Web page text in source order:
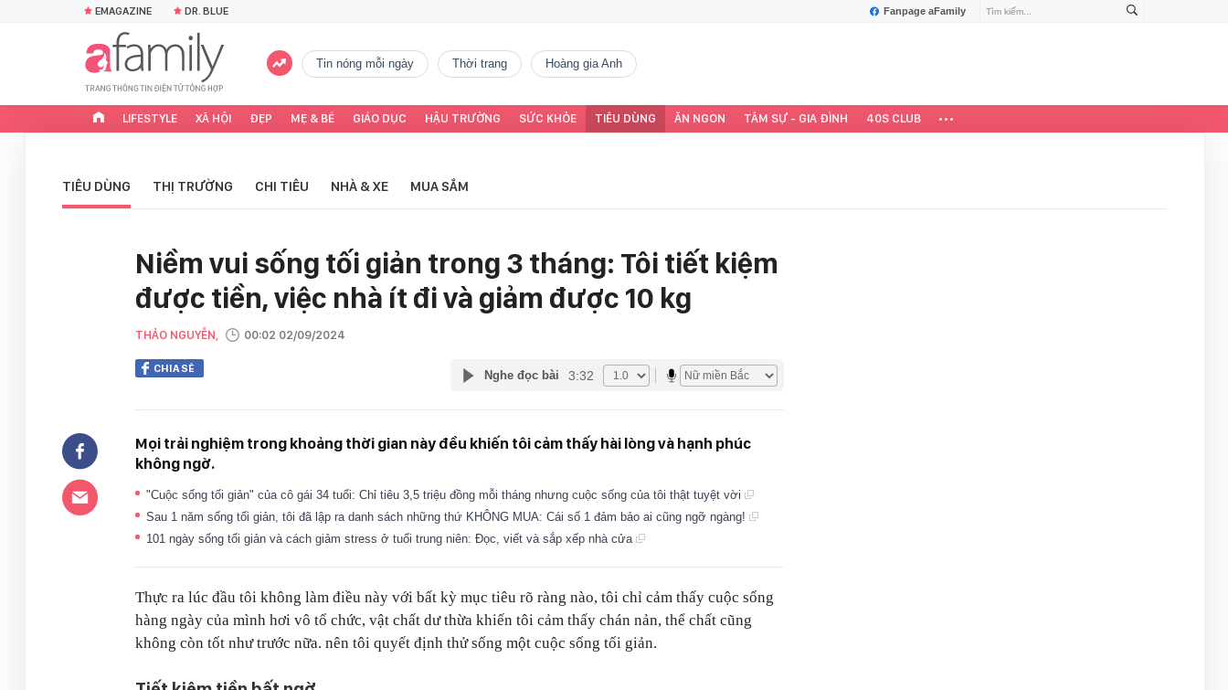
Fanpage aFamily
EMAGAZINE DR. BLUE
tin nóng mỗi ngày thời trang Hoàng gia Anh
LIFESTYLE XÃ HỘI ĐẸP MẸ & BÉ GIÁO DỤC HẬU TRƯỜNG SỨC KHỎE TIÊU DÙNG ĂN NGON TÂM SỰ - GIA ĐÌNH 40S CLUB
TIÊU DÙNG THỊ TRƯỜNG CHI TIÊU NHÀ & XE MUA SẮM
Niềm vui sống tối giản trong 3 tháng: Tôi tiết kiệm
được tiền, việc nhà ít đi và giảm được 10 kg
THẢO NGUYỄN, 00:02 02/09/2024
CHIA SẺ Nghe đọc bài 3:32
Mọi trải nghiệm trong khoảng thời gian này đều khiến tôi cảm thấy hài lòng và hạnh phúc
không ngờ.
"Cuộc sống tối giản" của cô gái 34 tuổi: Chỉ tiêu 3,5 triệu đồng mỗi tháng nhưng cuộc sống của tôi thật tuyệt vời
Sau 1 năm sống tối giản, tôi đã lập ra danh sách những thứ KHÔNG MUA: Cái số 1 đảm bảo ai cũng ngỡ ngàng!
101 ngày sống tối giản và cách giảm stress ở tuổi trung niên: Đọc, viết và sắp xếp nhà cửa
Thực ra lúc đầu tôi không làm điều này với bất kỳ mục tiêu rõ ràng nào, tôi chỉ cảm thấy cuộc sống
hàng ngày của mình hơi vô tổ chức, vật chất dư thừa khiến tôi cảm thấy chán nản, thể chất cũng
không còn tốt như trước nữa. nên tôi quyết định thử sống một cuộc sống tối giản.